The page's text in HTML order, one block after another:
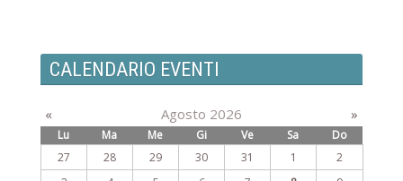
CALENDARIO EVENTI
« Agosto 2026 »
Lu Ma Me Gi Ve Sa
Do
27
28 29 30 31 1
2